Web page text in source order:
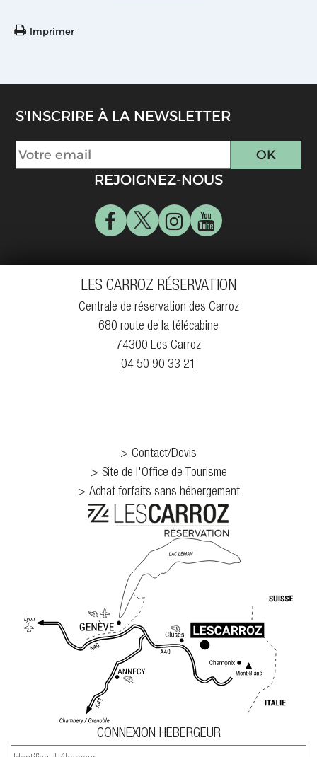
Imprimer
S'INSCRIRE À LA NEWSLETTER
REJOIGNEZ-NOUS
LES CARROZ RÉSERVATION
Centrale de réservation des Carroz
680 route de la télécabine
74300 Les Carroz
04 50 90 33 21
Contact/Devis
Site de l'Office de Tourisme
Achat forfaits sans hébergement
CONNEXION HEBERGEUR